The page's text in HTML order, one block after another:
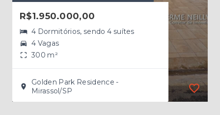
R$1.950.000,00
4 Dormitórios, sendo 4 suítes
4 Vagas
300 m²
Golden Park Residence -
Mirassol/SP